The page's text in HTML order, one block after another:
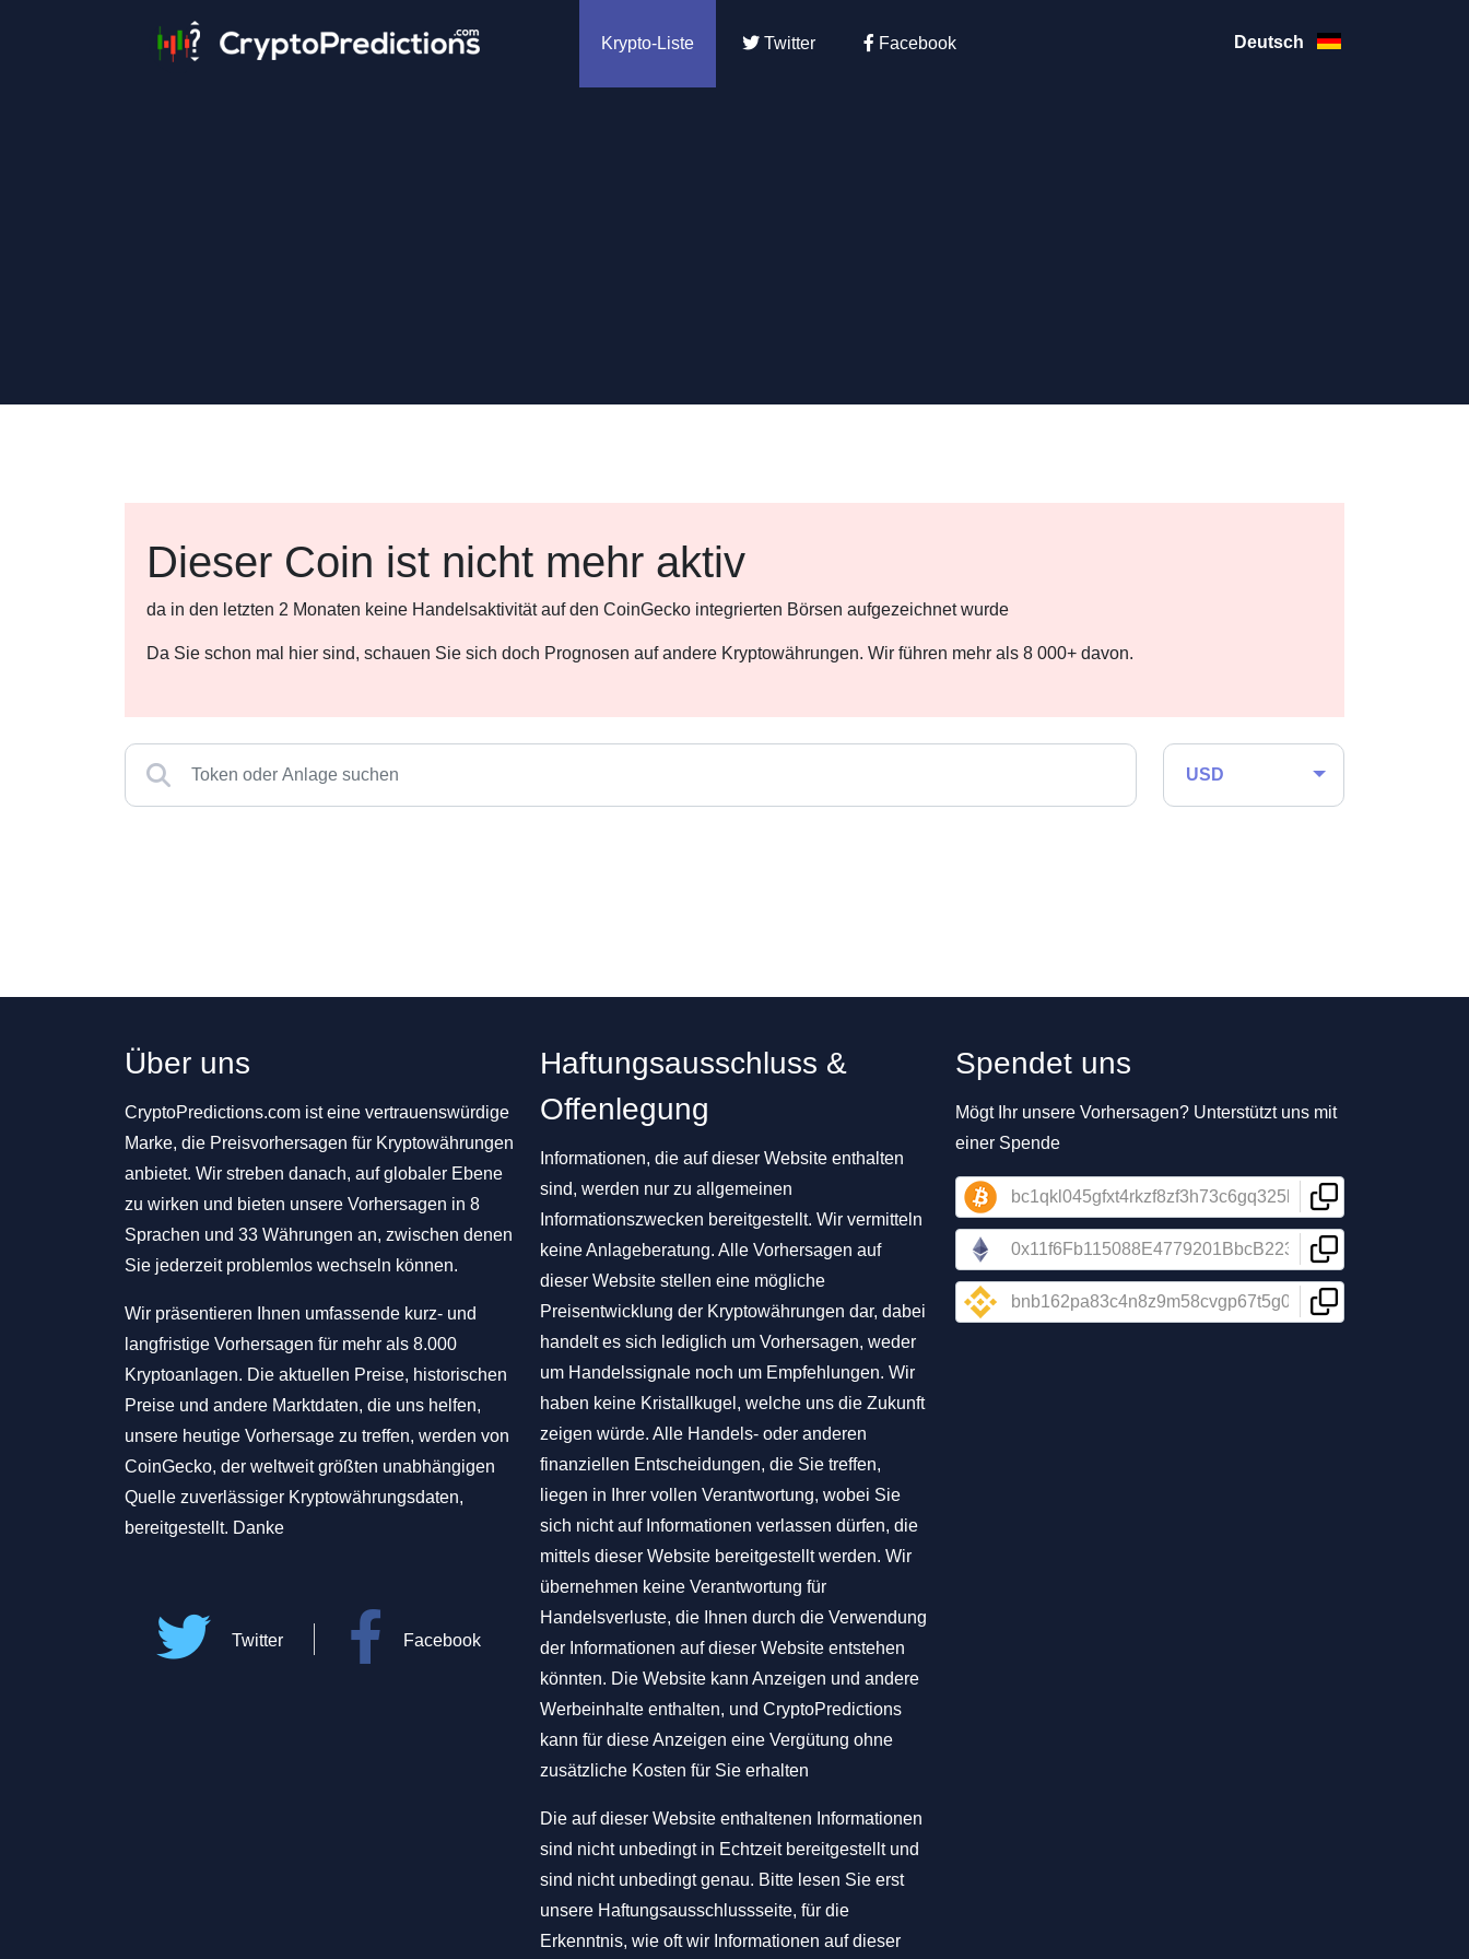
Krypto-Liste Twitter Facebook Deutsch
Dieser Coin ist nicht mehr aktiv
da in den letzten 2 Monaten keine Handelsaktivität auf den CoinGecko integrierten Börsen aufgezeichnet wurde
Da Sie schon mal hier sind, schauen Sie sich doch Prognosen auf andere Kryptowährungen. Wir führen mehr als 8 000+ davon.
USD
Über uns
CryptoPredictions.com ist eine vertrauenswürdige
Marke, die Preisvorhersagen für Kryptowährungen
anbietet. Wir streben danach, auf globaler Ebene
zu wirken und bieten unsere Vorhersagen in 8
Sprachen und 33 Währungen an, zwischen denen
Sie jederzeit problemlos wechseln können.
Wir präsentieren Ihnen umfassende kurz- und
langfristige Vorhersagen für mehr als 8.000
Kryptoanlagen. Die aktuellen Preise, historischen
Preise und andere Marktdaten, die uns helfen,
unsere heutige Vorhersage zu treffen, werden von
CoinGecko, der weltweit größten unabhängigen
Quelle zuverlässiger Kryptowährungsdaten,
bereitgestellt. Danke
Twitter Facebook
Haftungsausschluss &
Offenlegung
Informationen, die auf dieser Website enthalten
sind, werden nur zu allgemeinen
Informationszwecken bereitgestellt. Wir vermitteln
keine Anlageberatung. Alle Vorhersagen auf
dieser Website stellen eine mögliche
Preisentwicklung der Kryptowährungen dar, dabei
handelt es sich lediglich um Vorhersagen, weder
um Handelssignale noch um Empfehlungen. Wir
haben keine Kristallkugel, welche uns die Zukunft
zeigen würde. Alle Handels- oder anderen
finanziellen Entscheidungen, die Sie treffen,
liegen in Ihrer vollen Verantwortung, wobei Sie
sich nicht auf Informationen verlassen dürfen, die
mittels dieser Website bereitgestellt werden. Wir
übernehmen keine Verantwortung für
Handelsverluste, die Ihnen durch die Verwendung
der Informationen auf dieser Website entstehen
könnten. Die Website kann Anzeigen und andere
Werbeinhalte enthalten, und CryptoPredictions
kann für diese Anzeigen eine Vergütung ohne
zusätzliche Kosten für Sie erhalten
Die auf dieser Website enthaltenen Informationen
sind nicht unbedingt in Echtzeit bereitgestellt und
sind nicht unbedingt genau. Bitte lesen Sie erst
unsere Haftungsausschlussseite, für die
Erkenntnis, wie oft wir Informationen auf dieser
Spendet uns
Mögt Ihr unsere Vorhersagen? Unterstützt uns mit
einer Spende